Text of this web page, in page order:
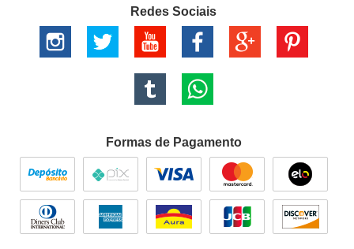
Redes Sociais
Formas de Pagamento